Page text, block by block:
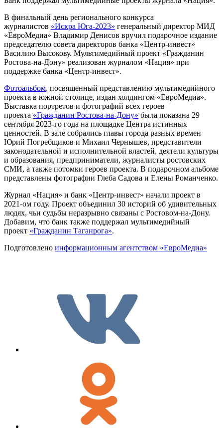
В финальный день регионального конкурса
журналистов «Искра Юга-2023» генеральный директор МИД
«ЕвроМедиа» Владимир Денисов вручил подарочное издание
председателю совета директоров банка «Центр-инвест»
Василию Высокову. Мультимедийный проект «Гражданин
Ростова-на-Дону» реализован журналом «Нация» при
поддержке банка «Центр-инвест».
Фотоальбом, посвященный представлению мультимедийного
проекта в южной столице, издан холдингом «ЕвроМедиа».
Выставка портретов и фотографий всех героев
проекта «Гражданин Ростова-на-Дону» была показана 29
сентября 2023-го года на площадке Центра истинных
ценностей. В зале собрались главы города разных времен
Юрий Погребщиков и Михаил Чернышев, представители
законодательной и исполнительной властей, деятели культуры
и образования, предприниматели, журналисты ростовских
СМИ, а также потомки героев проекта. В подарочном альбоме
представлены фотографии Глеба Садова и Елены Романченко.
Журнал «Нация» и банк «Центр-инвест» начали проект в
2021-ом году. Проект объединил 30 историй об удивительных
людях, чьи судьбы неразрывно связаны с Ростовом-на-Дону.
Добавим, что банк также поддержал мультимедийный
проект «Гражданин Таганрога».
Подготовлено информационным агентством «ЕвроМедиа»